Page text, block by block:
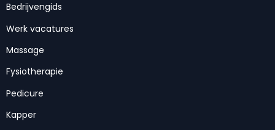
Bedrijvengids
Werk vacatures
Massage
Fysiotherapie
Pedicure
Kapper